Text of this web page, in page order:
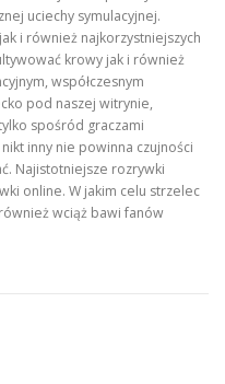
uciechy symulacyjnej.
i również najkorzystniejszych
krowy jak i również
współczesnym
pod naszej witrynie,
spośród graczami
inny nie powinna czujności
Najistotniejsze rozrywki
online. W jakim celu strzelec
wciąż bawi fanów